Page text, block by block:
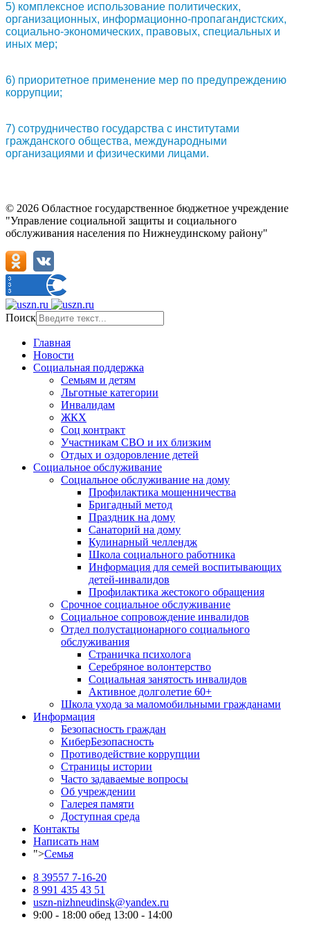
5) комплексное использование политических,
организационных, информационно-пропагандистских,
социально-экономических, правовых, специальных и
иных мер;
6) приоритетное применение мер по предупреждению
коррупции;
7) сотрудничество государства с институтами
гражданского общества, международными
организациями и физическими лицами.
© 2026 Областное государственное бюджетное учреждение
"Управление социальной защиты и социального
обслуживания населения по Нижнеудинскому району"
Поиск
Главная
Новости
Социальная поддержка
Семьям и детям
Льготные категории
Инвалидам
ЖКХ
Соц контракт
Участникам СВО и их близким
Отдых и оздоровление детей
Социальное обслуживание
Социальное обслуживание на дому
Профилактика мошенничества
Бригадный метод
Праздник на дому
Санаторий на дому
Кулинарный челлендж
Школа социального работника
Информация для семей воспитывающих
детей-инвалидов
Профилактика жестокого обращения
Срочное социальное обслуживание
Социальное сопровождение инвалидов
Отдел полустационарного социального
обслуживания
Страничка психолога
Серебряное волонтерство
Социальная занятость инвалидов
Активное долголетие 60+
Школа ухода за маломобильными гражданами
Информация
Безопасность граждан
КиберБезопасность
Противодействие коррупции
Страницы истории
Часто задаваемые вопросы
Об учреждении
Галерея памяти
Доступная среда
Контакты
Написать нам
">Семья
8 39557 7-16-20
8 991 435 43 51
uszn-nizhneudinsk@yandex.ru
9:00 - 18:00 обед 13:00 - 14:00